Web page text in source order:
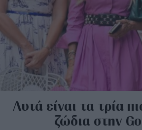
Αυτά είναι τα τρία
ζώδια στην